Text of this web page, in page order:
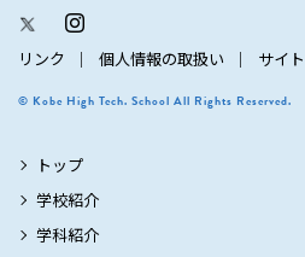
リンク 個人情報の取扱い サイ
© Kobe High Tech. School All Rights Reserved.
トップ
学校紹介
学科紹介